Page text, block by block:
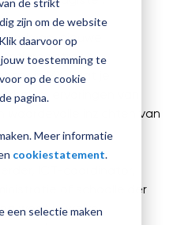
de strikt
zijn om de website
daarvoor op
jouw toestemming te
op de cookie
pagina.
Meer informatie
cookiestatement.
een selectie maken
nieuwe
in MX. Laat je
ervaringen van
waardevolle inzichten van
of schoolleider
weet je welke